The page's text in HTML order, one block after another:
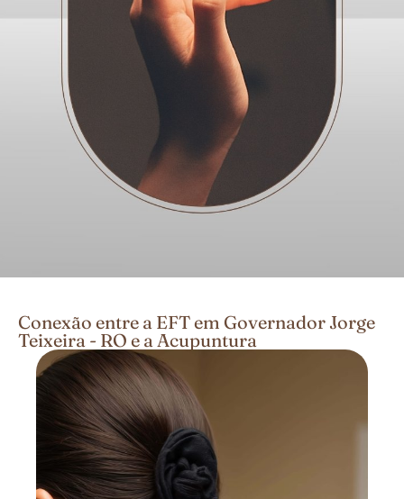
Conexão entre a EFT em Governador Jorge
Teixeira - RO e a Acupuntura